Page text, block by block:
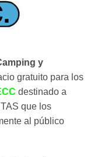
y
gratuito para los
destinado a
que los
al público